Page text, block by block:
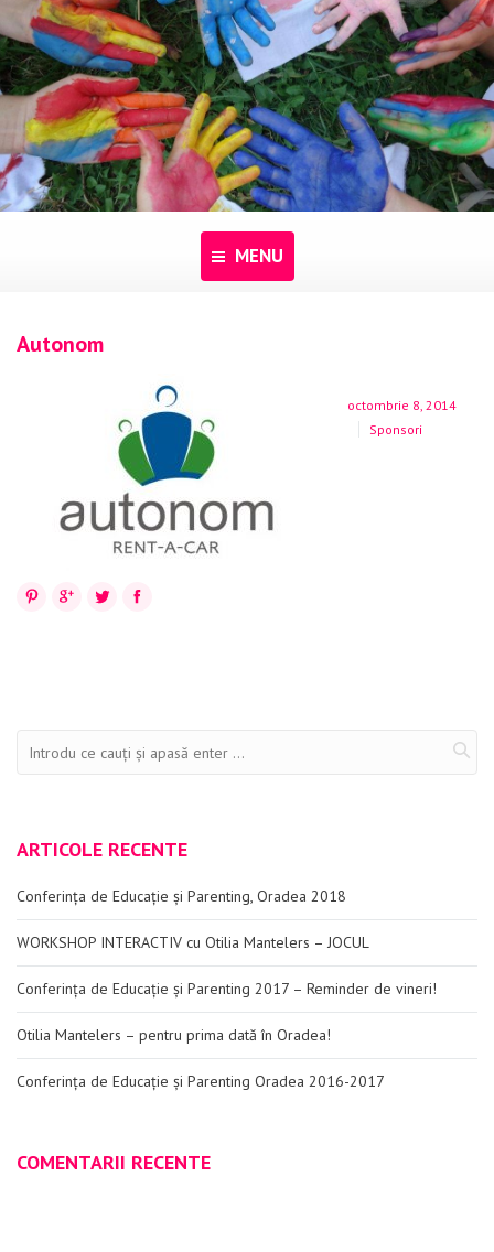
MENU
Programe
Pentru dascăli
Evenimente
Materiale educaționale
Blog
Autonom
octombrie 8, 2014
Sponsori
Facebook
Twitter
Google+
Pinterest
ARTICOLE RECENTE
Conferința de Educație și Parenting, Oradea 2018
WORKSHOP INTERACTIV cu Otilia Mantelers – JOCUL
Conferința de Educație și Parenting 2017 – Reminder de vineri!
Otilia Mantelers – pentru prima dată în Oradea!
Conferința de Educație și Parenting Oradea 2016-2017
COMENTARII RECENTE